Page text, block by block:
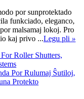
por sunprotektado
funkciado, eleganco,
malsamaj lokoj. Pro
kaj privo ...Legu pli »
Por Rulumaj Ŝutiloj,
Protekto